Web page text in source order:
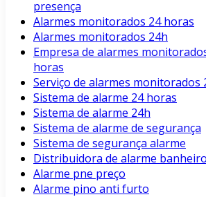
presença
Alarmes monitorados 24 horas
Alarmes monitorados 24h
Empresa de alarmes
horas
Serviço de alarmes monitorados
Sistema de alarme 24 horas
Sistema de alarme 24h
Sistema de alarme de segurança
Sistema de segurança alarme
Distribuidora de alarme
Alarme pne preço
Alarme pino anti furto